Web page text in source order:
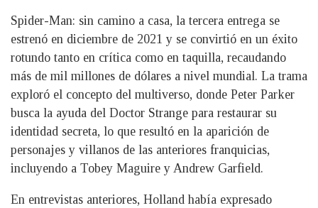
Spider-Man: sin camino a casa, la tercera entrega se
estrenó en diciembre de 2021 y se convirtió en un éxito
rotundo tanto en crítica como en taquilla, recaudando
más de mil millones de dólares a nivel mundial. La trama
exploró el concepto del multiverso, donde Peter Parker
busca la ayuda del Doctor Strange para restaurar su
identidad secreta, lo que resultó en la aparición de
personajes y villanos de las anteriores franquicias,
incluyendo a Tobey Maguire y Andrew Garfield.
En entrevistas anteriores, Holland había expresado